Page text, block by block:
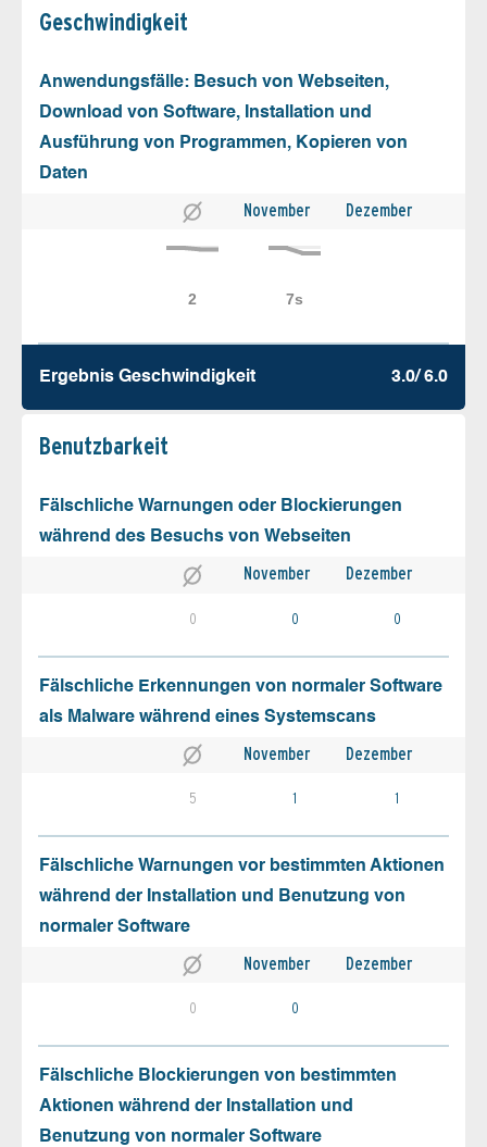
Geschw­indigkeit
Anwendungsfälle: Besuch von Webseiten,
Download von Software, Installation und
Ausführung von Programmen, Kopieren von
Daten
November Dezember
Ergebnis Geschw­indigkeit 3.0/ 6.0
Benutz­barkeit
Fälschliche Warnungen oder Blockierungen
während des Besuchs von Webseiten
November Dezember
0 0 0
Fälschliche Erkennungen von normaler Software
als Malware während eines Systemscans
November Dezember
5 1 1
Fälschliche Warnungen vor bestimmten Aktionen
während der Installation und Benutzung von
normaler Software
November Dezember
0 0
Fälschliche Blockierungen von bestimmten
Aktionen während der Installation und
Benutzung von normaler Software